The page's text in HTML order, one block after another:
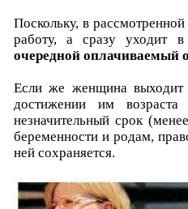
Поскольку, в
работу, а сразу уходит
очередной оплачиваемый
Если же женщина выходит
достижении им
незначительный срок
беременности и родам,
ней сохраняется.